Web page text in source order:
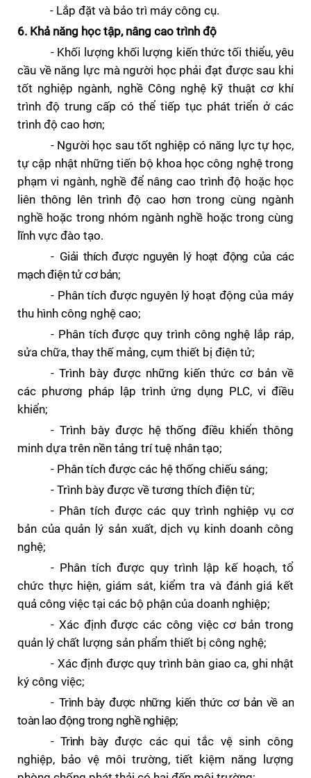
- Lắp đặt và bảo trì máy công cụ.
6. Khả năng học tập, nâng cao trình độ
- Khối lượng khối lượng kiến thức tối thiểu, yêu
cầu về năng lực mà người học phải đạt được sau khi
tốt nghiệp ngành, nghề Công nghệ kỹ thuật cơ khí
trình độ trung cấp có thể tiếp tục phát triển ở các
trình độ cao hơn;
- Người học sau tốt nghiệp có năng lực tự học,
tự cập nhật những tiến bộ khoa học công nghệ trong
phạm vi ngành, nghề để nâng cao trình độ hoặc học
liên thông lên trình độ cao hơn trong cùng ngành
nghề hoặc trong nhóm ngành nghề hoặc trong cùng
lĩnh vực đào tạo.
- Giải thích được nguyên lý hoạt động của các
mạchđiện tử cơ bản;
- Phân tích được nguyên lý hoạt động của máy
thu hình công nghệ cao;
- Phân tíchđược quy trìnhcông nghệ lắp ráp,
sửa chữa, thay thế mảng, cụm thiết bị điện tử;
- Trình bày được những kiến thức cơ bản về
các phương pháp lập trình ứng dụng PLC, vi điều
khiển;
- Trình bày được hệ thống điều khiển thông
minh dựa trên nền tảng trí tuệ nhân tạo;
- Phân tích được các hệ thống chiếu sáng;
- Trình bày được về tương thích điện từ;
- Phân tích được các quy trình nghiệp vụ cơ
bản của quản lý sản xuất, dịch vụ kinh doanh công
nghệ;
- Phân tích được quy trình lập kế hoạch, tổ
chức thực hiện, giám sát, kiểm tra và đánh giá kết
quả công việc tại các bộ phận của doanh nghiệp;
- Xác định được các công việc cơ bản trong
quản lý chất lượng sản phẩm thiết bị công nghệ;
- Xác định được quy trình bàn giao ca, ghi nhật
ký công việc;
- Trình bày được những kiến thức cơ bản về an
toàn lao động trong nghề nghiệp;
- Trình bàyđược các qui tắc vệ sinh công
nghiệp, bảo vệ môi trường, tiết kiệm năng lượng